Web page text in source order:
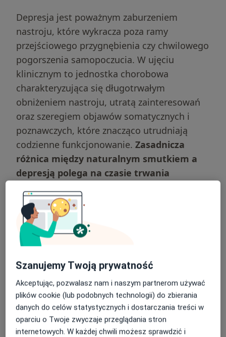
Depresja jest poważnym zaburzeniem
nastroju, które wykracza poza ramy
przejściowego przygnębienia czy chwilowego
pogorszenia samopoczucia. W ujęciu
klinicznym to jednostka chorobowa
charakteryzująca się długotrwałym
obniżeniem nastroju, utratą zainteresowań
oraz szeregiem objawów somatycznych i
poznawczych, które znacząco utrudniają
codzienne funkcjonowanie. Zasadnicza
różnica między naturalnym smutkiem a
depresją polega na czasie trwania
smutek jest adekwatną reakcją na trudne
wydarzenia życiowe, takie jak strata czy
niepowodzenie, i zazwyczaj ustępuje wraz z
upływem czasu, o tyle depresja często
zewnętrznej ( zaburzeniach wynikających
głównie z biologii organizmu) lub utrzymuje
się długo po ustaniu czynnika
stresogennego, stanowiącodpowiedź na
silny stres i traumę .
Szanujemy Twoją prywatność
Akceptując, pozwalasz nam i naszym partnerom używać
plików cookie (lub podobnych technologii) do zbierania
danych do celów statystycznych i dostarczania treści w
oparciu o Twoje zwyczaje przeglądania stron
internetowych. W każdej chwili możesz sprawdzić i